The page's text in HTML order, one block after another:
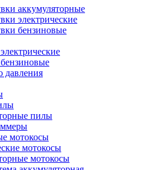
аккумуляторные
электрические
бензиновые
давления
пилы
мотокосы
мотокосы
мотокосы